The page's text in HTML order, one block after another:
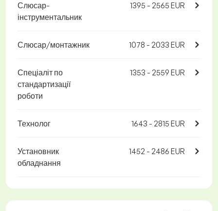
Слюсар-
інструментальник
1395 - 2565 EUR
Слюсар/монтажник 1078 - 2033 EUR
Спеціаліт по
стандартизації
роботи
1353 - 2559 EUR
Технолог 1643 - 2815 EUR
Установник
обладнання
1452 - 2486 EUR